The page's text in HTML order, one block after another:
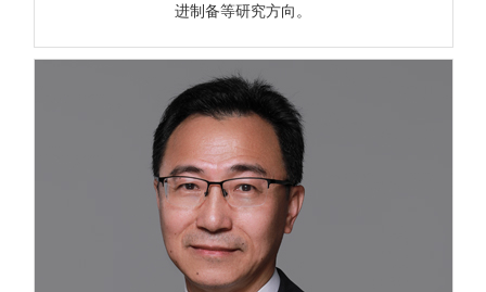
进制备等研究方向。